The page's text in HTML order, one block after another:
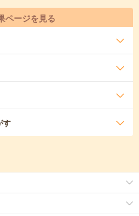
ページを見る
す